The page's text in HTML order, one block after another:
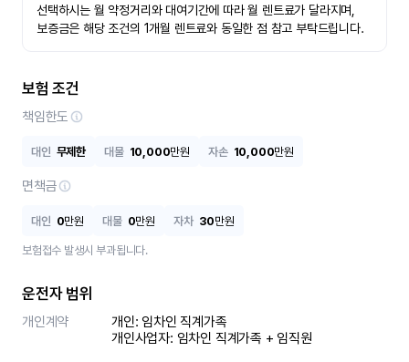
선택하시는 월 약정거리와 대여기간에 따라 월 렌트료가 달라지며,
보증금은 해당 조건의 1개월 렌트료와 동일한 점 참고 부탁드립니다.
보험 조건
책임한도
대인 무제한 대물 10,000만원 자손 10,000만원
면책금
대인 0만원 대물 0만원 자차 30만원
보험접수 발생시 부과됩니다.
운전자 범위
개인계약
개인: 임차인 직계가족
개인사업자: 임차인 직계가족 + 임직원